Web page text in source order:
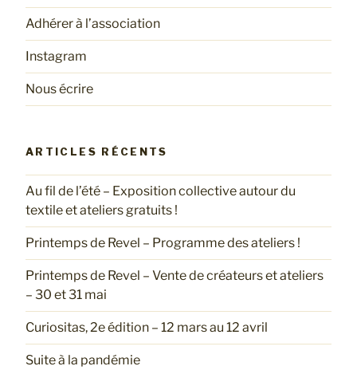
Adhérer à l’association
Instagram
Nous écrire
ARTICLES RÉCENTS
Au fil de l’été – Exposition collective autour du
textile et ateliers gratuits !
Printemps de Revel – Programme des ateliers !
Printemps de Revel – Vente de créateurs et ateliers
– 30 et 31 mai
Curiositas, 2e édition – 12 mars au 12 avril
Suite à la pandémie